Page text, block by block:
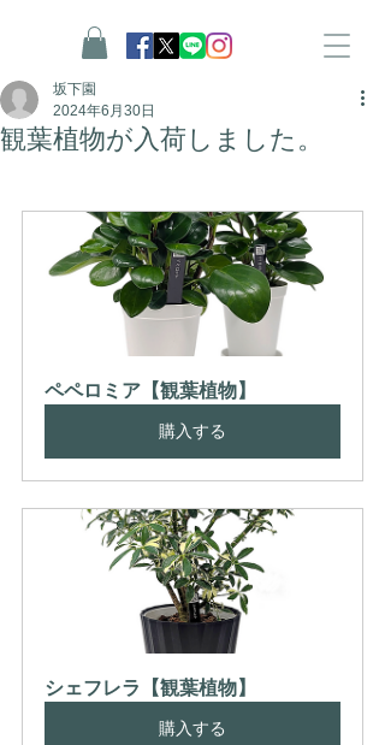
観葉植物が入荷しました。
坂下園
2024年6月30日
ペペロミア【観葉植物】
購入する
シェフレラ【観葉植物】
購入する